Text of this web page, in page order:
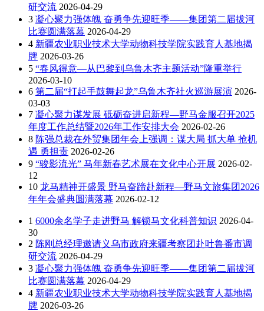
研交流 2026-04-29
3 凝心聚力强体魄 奋勇争先迎旺季——集团第二届拔河
比赛圆满落幕 2026-04-29
4 新疆农业职业技术大学动物科技学院实践育人基地揭
牌 2026-03-26
5 “春风得意—从巴黎到乌鲁木齐主题活动”隆重举行
2026-03-10
6 第二届“打起手鼓舞起龙”乌鲁木齐社火巡游展演 2026-
03-03
7 凝心聚力谋发展 砥砺奋进启新程—野马金服召开2025
年度工作总结暨2026年工作安排大会 2026-02-26
8 陈强总裁在外贸集团年会上强调：谋大局 抓大单 抢机
遇 勇担责 2026-02-26
9 “骏影流光” 马年新春艺术展在文化中心开展 2026-02-
12
10 龙马精神开盛景 野马奋蹄赴新程—野马文旅集团2026
年年会盛典圆满落幕 2026-02-12
1 6000余名学子走进野马 解锁马文化科普知识 2026-04-
30
2 陈刚总经理邀请义乌市政府来疆考察团赴吐鲁番市调
研交流 2026-04-29
3 凝心聚力强体魄 奋勇争先迎旺季——集团第二届拔河
比赛圆满落幕 2026-04-29
4 新疆农业职业技术大学动物科技学院实践育人基地揭
牌 2026-03-26